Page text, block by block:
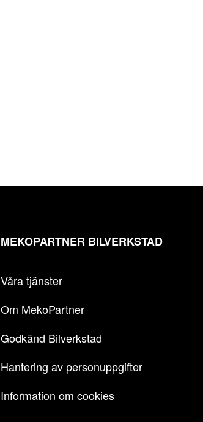
MEKOPARTNER BILVERKSTAD
Våra tjänster
Om MekoPartner
Godkänd Bilverkstad
Hantering av personuppgifter
Information om cookies